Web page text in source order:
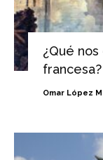
¿Qué
francesa?
Omar López